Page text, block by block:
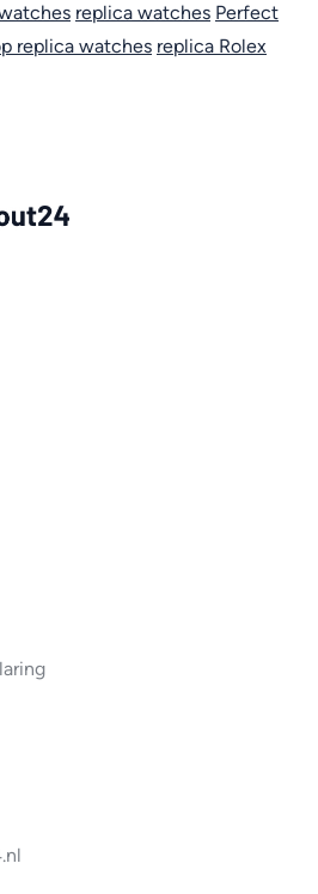
replica watches Perfect
replica watches replica Rolex